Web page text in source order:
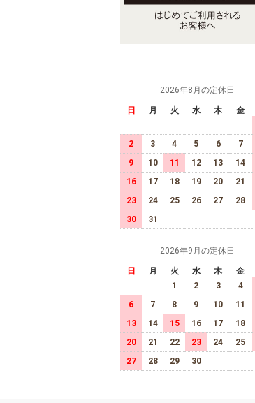
2026年8月の定休日
日 月 火 水 木 金
2
3 4 5 6 7
9
10 11 12 13 14
16
17 18 19 20 21
23
24 25 26 27 28
30
31
2026年9月の定休日
日 月 火 水 木 金
1
2 3 4
6
7 8 9 10 11
13
14 15 16 17 18
20
21 22 23 24 25
27
28 29 30